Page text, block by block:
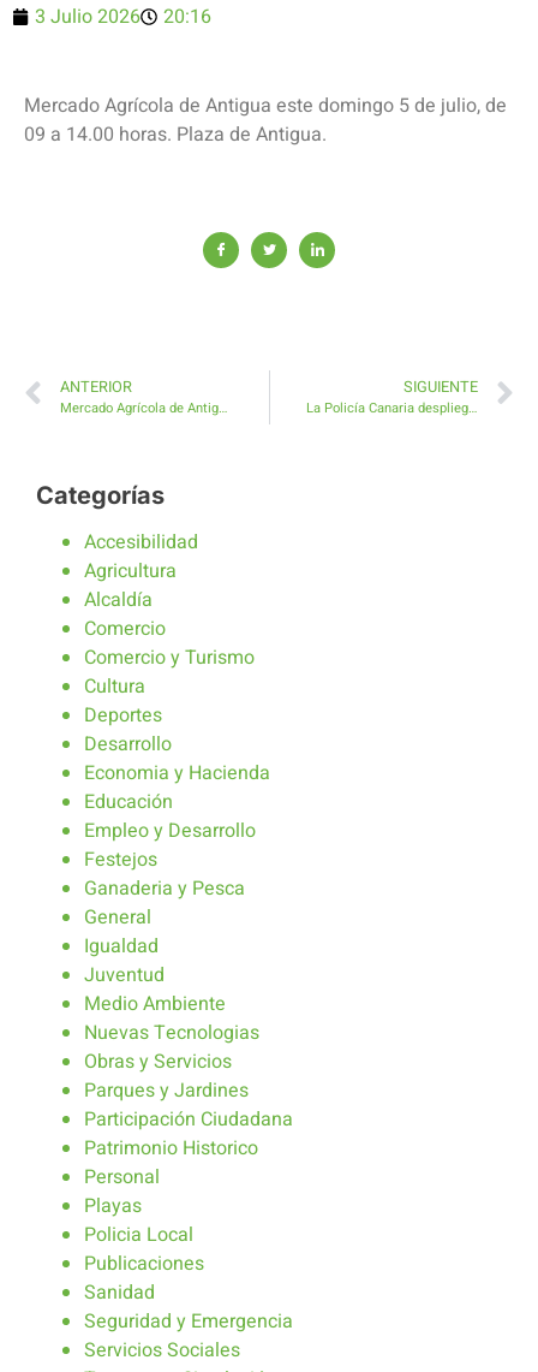
3 Julio 2026 20:16
Mercado Agrícola de Antigua este domingo 5 de julio, de
09 a 14.00 horas. Plaza de Antigua.
ANTERIOR
Mercado Agrícola de Antigua este domingo 5 de julio
SIGUIENTE
La Policía Canaria despliega un operativo de seguridad histórico en Caleta de Fuste
Categorías
Accesibilidad
Agricultura
Alcaldía
Comercio
Comercio y Turismo
Cultura
Deportes
Desarrollo
Economia y Hacienda
Educación
Empleo y Desarrollo
Festejos
Ganaderia y Pesca
General
Igualdad
Juventud
Medio Ambiente
Nuevas Tecnologias
Obras y Servicios
Parques y Jardines
Participación Ciudadana
Patrimonio Historico
Personal
Playas
Policia Local
Publicaciones
Sanidad
Seguridad y Emergencia
Servicios Sociales